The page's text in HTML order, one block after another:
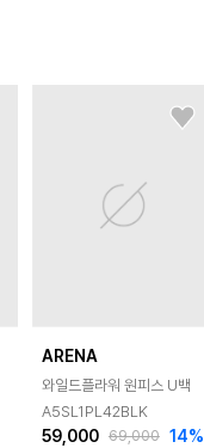
ARENA
와일드플라워 원피스 U백
A5SL1PL42BLK
59,000 69,000 14%